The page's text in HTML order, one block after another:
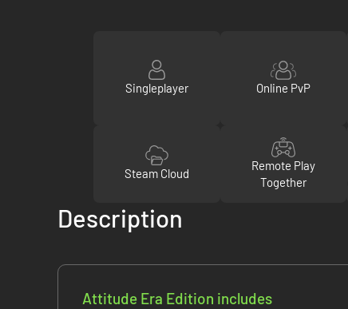
Singleplayer Online PvP
Steam Cloud
Remote Play
Together
Description
Attitude Era Edition includes